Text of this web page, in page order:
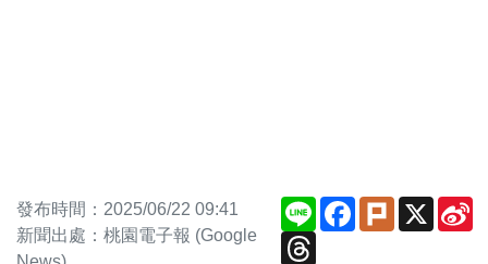
發布時間：2025/06/22 09:41
新聞出處：桃園電子報 (Google
Line Facebook
PlurkX
Threads